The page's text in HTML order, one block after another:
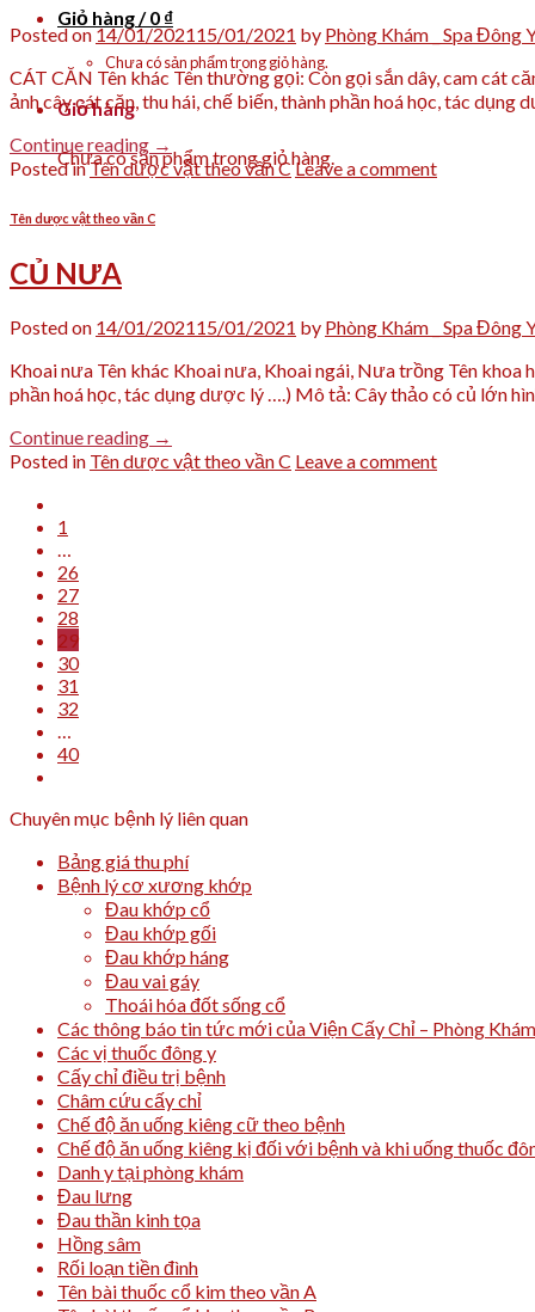
Giỏ hàng /0 ₫
Chưa có sản phẩm trong giỏ hàng.
Giỏ hàng
Chưa có sản phẩm trong giỏ hàng.
Posted on14/01/202115/01/2021 by Phòng Khám _ Spa
CÁT CĂN Tên khác Tên thường gọi: Còn gọi sắn dây, cam cát
ảnh cây cát căn, thu hái, chế biến, thành phần hoá học, tác dụng
Continue reading →
Posted inTên dược vật theo vần C Leave a comment
Tên dược vật theo vần C
CỦ NƯA
Posted on 14/01/202115/01/2021 by Phòng Khám _ Spa
Khoai nưa Tên khác Khoai nưa, Khoai ngái, Nưa trồng Tên khoa
phần hoá học, tác dụng dược lý ….) Mô tả: Cây thảo có củ lớn
Continue reading →
Posted in Tên dược vật theo vần C Leave a comment
1
…
26
27
28
29
30
31
32
…
40
Chuyên mục bệnh lý liên quan
Bảng giá thu phí
Bệnh lý cơ xương khớp
Đau khớp cổ
Đau khớp gối
Đau khớp háng
Đau vai gáy
Thoái hóa đốt sống cổ
Các thông báo tin tức mới của Viện Cấy Chỉ – Phòng
Các vị thuốc đông y
Cấy chỉ điều trị bệnh
Châm cứu cấy chỉ
Chế độ ăn uống kiêng cữ theo bệnh
Chế độ ăn uống kiêng kị đối với bệnh và khi uống thuốc
Danh y tại phòng khám
Đau lưng
Đau thần kinh tọa
Hồng sâm
Rối loạn tiền đình
Tên bài thuốc cổ kim theo vần A